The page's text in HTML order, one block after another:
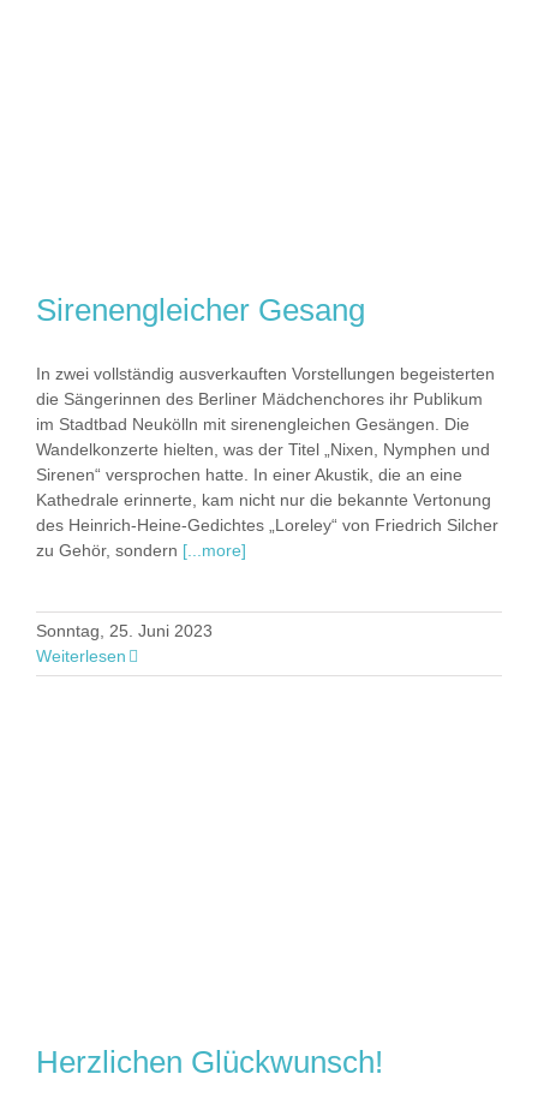
Sirenengleicher Gesang
In zwei vollständig ausverkauften Vorstellungen begeisterten
die Sängerinnen des Berliner Mädchenchores ihr Publikum
im Stadtbad Neukölln mit sirenengleichen Gesängen. Die
Wandelkonzerte hielten, was der Titel „Nixen, Nymphen und
Sirenen“ versprochen hatte. In einer Akustik, die an eine
Kathedrale erinnerte, kam nicht nur die bekannte Vertonung
des Heinrich-Heine-Gedichtes „Loreley“ von Friedrich Silcher
zu Gehör, sondern [...more]
Sonntag, 25. Juni 2023
Weiterlesen
Herzlichen Glückwunsch!